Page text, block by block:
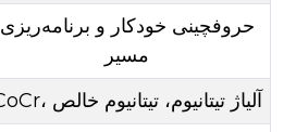
حروفچینی خودکار و برنامه‌ریزی
مسیر
CoCr، آلیاژ تیتانیوم، تیتانیوم خالص